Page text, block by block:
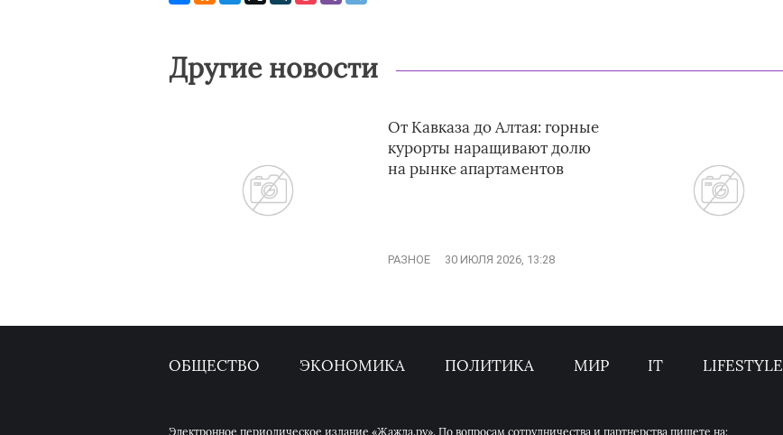
Другие новости
От Кавказа до Алтая: горные
курорты наращивают долю
на рынке апартаментов
РАЗНОЕ 30 ИЮЛЯ 2026, 13:28
ОБЩЕСТВО ЭКОНОМИКА ПОЛИТИКА МИР IT LIFESTYLE
Электронное периодическое издание «Жажда.ру». По вопросам сотрудничества и партнерства пишете на: